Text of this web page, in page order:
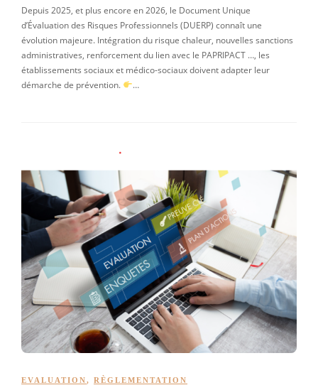
Depuis 2025, et plus encore en 2026, le Document Unique
d’Évaluation des Risques Professionnels (DUERP) connaît une
évolution majeure. Intégration du risque chaleur, nouvelles sanctions
administratives, renforcement du lien avec le PAPRIPACT …, les
établissements sociaux et médico-sociaux doivent adapter leur
démarche de prévention.
…
EVALUATION, RÈGLEMENTATION